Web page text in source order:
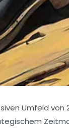
Umfeld von